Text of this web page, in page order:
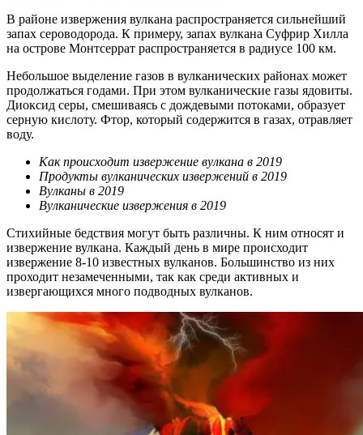
В районе извержения вулкана распространяется сильнейший
запах сероводорода. К примеру, запах вулкана Суфрир Хилла
на острове Монтсеррат распространяется в радиусе 100 км.
Небольшое выделение газов в вулканических районах может
продолжаться годами. При этом вулканические газы ядовиты.
Диоксид серы, смешиваясь с дождевыми потоками, образует
серную кислоту. Фтор, который содержится в газах, отравляет
воду.
Как происходит извержение вулкана в 2019
Продукты вулканических извержений в 2019
Вулканы в 2019
Вулканические извержения в 2019
Стихийные бедствия могут быть различны. К ним относят и
извержение вулкана. Каждый день в мире происходит
извержение 8-10 известных вулканов. Большинство из них
проходит незамеченными, так как среди активных и
извергающихся много подводных вулканов.